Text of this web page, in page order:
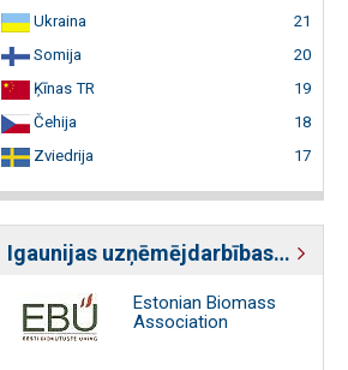
Ukraina
21
Somija
20
Ķīnas TR
19
Čehija
18
Zviedrija
17
Igaunijas uzņēmējdarbības atbalsta organizācijas
Estonian Biomass
Association